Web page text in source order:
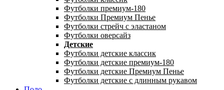
Футболки премиум-180
Футболки Премиум Пенье
Футболки стрейч с эластаном
Футболки оверсайз
Детские
Футболки детские классик
Футболки детские премиум-180
Футболки детские Премиум Пенье
Футболки детские с длинным рукавом